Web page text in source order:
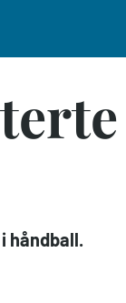
håndball.